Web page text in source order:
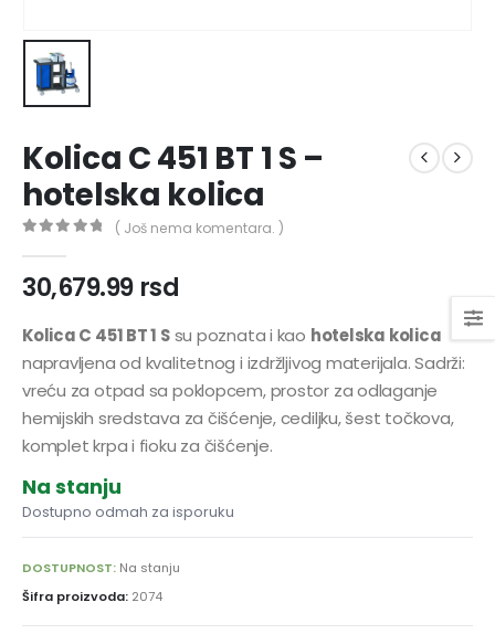
Kolica C 451 BT 1 S –
hotelska kolica
( Još nema komentara. )
30,679.99 rsd
Kolica C 451 BT 1 Ssu poznata i kao hotelska kolica
napravljena od kvalitetnog i izdržljivog materijala. Sadrži:
vreću za otpad sa poklopcem, prostor za odlaganje
hemijskih sredstava za čišćenje, cediljku, šest točkova,
komplet krpa i fioku za čišćenje.
Na stanju
Dostupno odmah za isporuku
DOSTUPNOST: Na stanju
Šifra proizvoda: 2074